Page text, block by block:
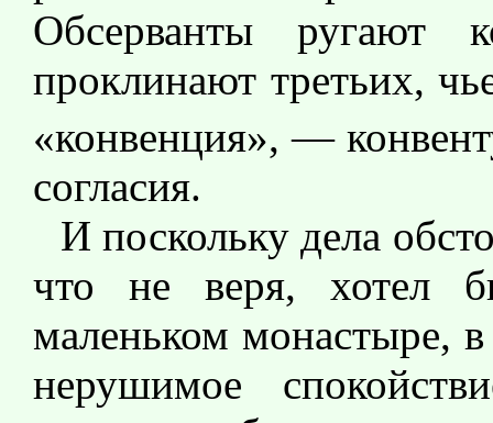
Обсерванты ругают
проклинают третьих,
«конвенция», —
согласия.
И поскольку дела
что не веря, хотел
маленьком монастыре,
нерушимое